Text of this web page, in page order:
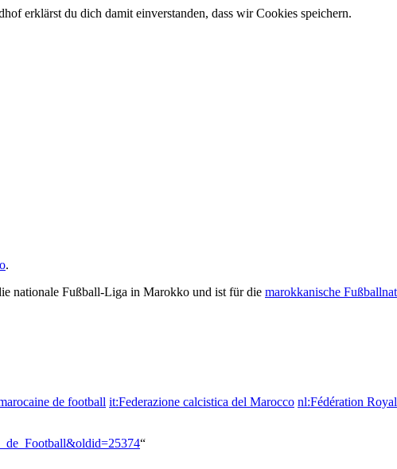
erklärst du dich damit einverstanden, dass wir Cookies speichern.
.
nationale Fußball-Liga in Marokko und ist für die marokkanische
de football it:Federazione calcistica del Marocco nl:Fédération
“